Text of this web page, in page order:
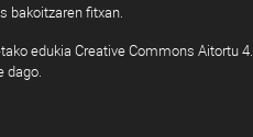
bakoitzaren fitxan.
edukia Creative Commons Aitortu
dago.